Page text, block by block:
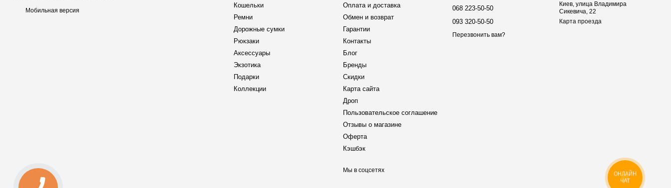
Мобильная версия
Кошельки
Ремни
Дорожные сумки
Рюкзаки
Аксессуары
Экзотика
Подарки
Коллекции
Оплата и доставка
Обмен и возврат
Гарантии
Контакты
Блог
Бренды
Скидки
Карта сайта
Дроп
Пользовательское соглашение
Отзывы о магазине
Оферта
Кэшбэк
Мы в соцсетях
068 223-50-50
093 320-50-50
Перезвонить вам?
Киев, улица Владимира
Сикевича, 22
Карта проезда
ОНЛАЙН
ЧАТ